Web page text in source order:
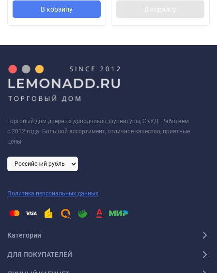
В корзину В корзину
Торговый дом дверных доводчиков, фурнитуры, СКУД. Работаем
с 2012 года. Большой ассортимент, отличное качество, приятные
цены.
Политика персональных данных
Категории
ДЛЯ ПОКУПАТЕЛЕЙ